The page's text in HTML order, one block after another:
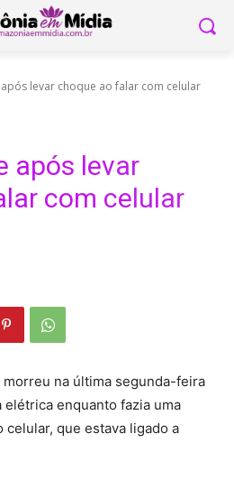
levar choque ao falar com celular
após levar
com celular
na última segunda-feira
elétrica enquanto fazia uma
celular, que estava ligado a